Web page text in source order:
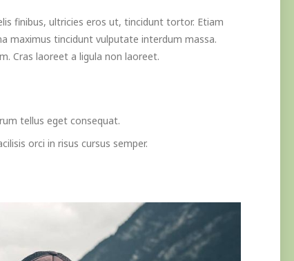
finibus, ultricies eros ut, tincidunt tortor. Etiam
maximus tincidunt vulputate interdum massa.
Cras laoreet a ligula non laoreet.
tellus eget consequat.
orci in risus cursus semper.